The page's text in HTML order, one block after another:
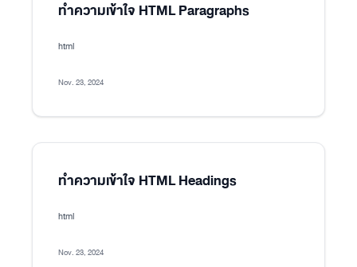
ทำความเข้าใจ HTML Paragraphs
html
Nov. 23, 2024
ทำความเข้าใจ HTML Headings
html
Nov. 23, 2024